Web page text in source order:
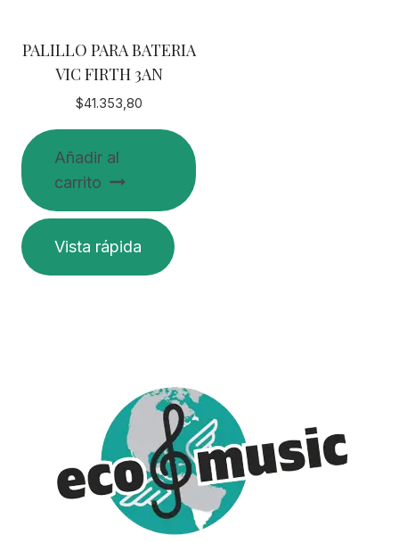
PALILLO PARA BATERIA
VIC FIRTH 3AN
$41.353,80
Añadir al
carrito
Vista rápida